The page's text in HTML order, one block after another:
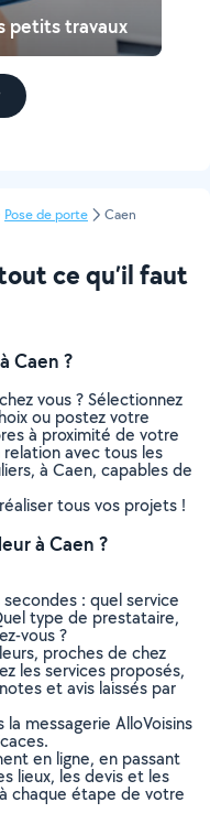
petits travaux
Pose de porte Caen
ce qu’il faut
Caen ?
vous ? Sélectionnez
ou postez votre
à proximité de votre
avec tous les
à Caen, capables de
tous vos projets !
à Caen ?
: quel service
type de prestataire,
vous ?
proches de chez
les services proposés,
et avis laissés par
messagerie AlloVoisins
en ligne, en passant
lieux, les devis et les
chaque étape de votre